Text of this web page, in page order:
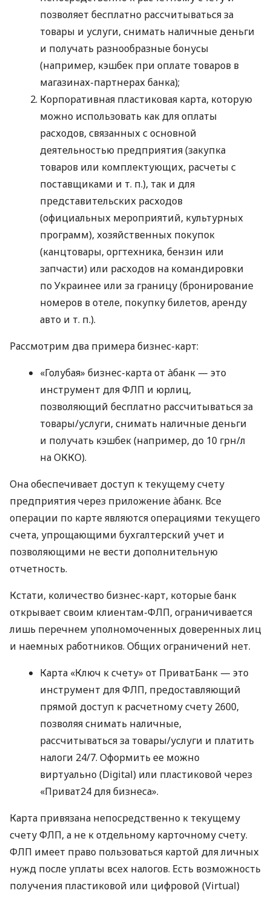
позволяет бесплатно рассчитываться за
товары и услуги, снимать наличные деньги
и получать разнообразные бонусы
(например, кэшбек при оплате товаров в
магазинах-партнерах банка);
Корпоративная пластиковая карта, которую
можно использовать как для оплаты
расходов, связанных с основной
деятельностью предприятия (закупка
товаров или комплектующих, расчеты с
поставщиками и т. п.), так и для
представительских расходов
(официальных мероприятий, культурных
программ), хозяйственных покупок
(канцтовары, оргтехника, бензин или
запчасти) или расходов на командировки
по Украинее или за границу (бронирование
номеров в отеле, покупку билетов, аренду
авто и т. п.).
Рассмотрим два примера бизнес-карт:
«Голубая» бизнес-карта от àбанк — это
инструмент для ФЛП и юрлиц,
позволяющий бесплатно рассчитываться за
товары/услуги, снимать наличные деньги
и получать кэшбек (например, до 10 грн/л
на ОККО).
Она обеспечивает доступ к текущему счету
предприятия через приложение àбанк. Все
операции по карте являются операциями текущего
счета, упрощающими бухгалтерский учет и
позволяющими не вести дополнительную
отчетность.
Кстати, количество бизнес-карт, которые банк
открывает своим клиентам-ФЛП, ограничивается
лишь перечнем уполномоченных доверенных лиц
и наемных работников. Общих ограничений нет.
Карта «Ключ к счету» от ПриватБанк — это
инструмент для ФЛП, предоставляющий
прямой доступ к расчетному счету 2600,
позволяя снимать наличные,
рассчитываться за товары/услуги и платить
налоги 24/7. Оформить ее можно
виртуально (Digital) или пластиковой через
«Приват24 для бизнеса».
Карта привязана непосредственно к текущему
счету ФЛП, а не к отдельному карточному счету.
ФЛП имеет право пользоваться картой для личных
нужд после уплаты всех налогов. Есть возможность
получения пластиковой или цифровой (Virtual)